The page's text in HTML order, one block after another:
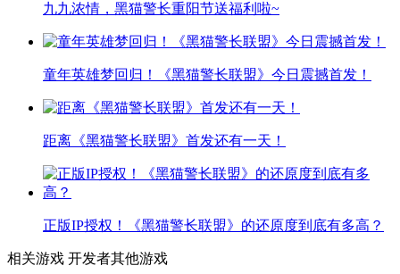
九九浓情，黑猫警长重阳节送福利啦~
童年英雄梦回归！《黑猫警长联盟》今日震撼首发！
距离《黑猫警长联盟》首发还有一天！
正版IP授权！《黑猫警长联盟》的还原度到底有多高？
相关游戏 开发者其他游戏